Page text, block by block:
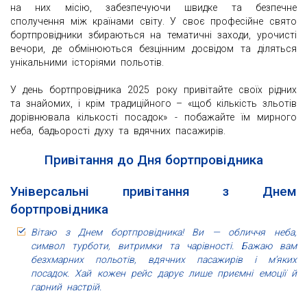
на них місію, забезпечуючи швидке та безпечне
сполучення між країнами світу. У своє професійне свято
бортпровідники збираються на тематичні заходи, урочисті
вечори, де обмінюються безцінним досвідом та діляться
унікальними історіями польотів.
У день бортпровідника 2025 року привітайте своїх рідних
та знайомих, і крім традиційного – «щоб кількість зльотів
дорівнювала кількості посадок» - побажайте їм мирного
неба, бадьорості духу та вдячних пасажирів.
Привітання до Дня бортпровідника
Універсальні привітання з Днем
бортпровідника
Вітаю з Днем бортпровідника! Ви — обличчя неба,
символ турботи, витримки та чарівності. Бажаю вам
безхмарних польотів, вдячних пасажирів і м’яких
посадок. Хай кожен рейс дарує лише приємні емоції й
гарний настрій.